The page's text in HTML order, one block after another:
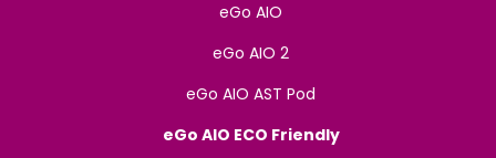
eGo AIO
eGo AIO 2
eGo AIO AST Pod
eGo AIO ECO Friendly